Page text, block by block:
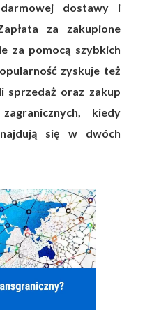
dostawy i
za zakupione
za pomocą szybkich
zyskuje też
sprzedaż oraz zakup
kiedy
się w dwóch